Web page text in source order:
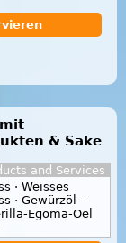
& Sake
and Services
· Weisses
· Gewürzöl -
Egoma-Oel